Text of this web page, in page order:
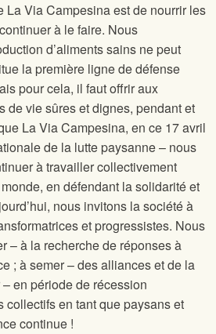
La Via Campesina est de nourrir les
à le faire. Nous
d’aliments sains ne peut
la première ligne de défense
pour cela, il faut offrir aux
de vie sûres et dignes, pendant et
La Via Campesina, en ce 17 avril
de la lutte paysanne – nous
à travailler collectivement
en défendant la solidarité et
nous invitons la société à
et progressistes. Nous
– à la recherche de réponses à
; à semer – des alliances et de la
en période de récession
collectifs en tant que paysans et
continue !